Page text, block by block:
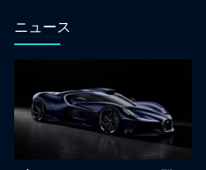
ニュース